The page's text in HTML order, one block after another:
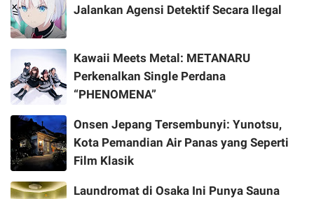
Jalankan Agensi Detektif Secara Ilegal
Kawaii Meets Metal: METANARU
Perkenalkan Single Perdana
“PHENOMENA”
Onsen Jepang Tersembunyi: Yunotsu,
Kota Pemandian Air Panas yang Seperti
Film Klasik
Laundromat di Osaka Ini Punya Sauna